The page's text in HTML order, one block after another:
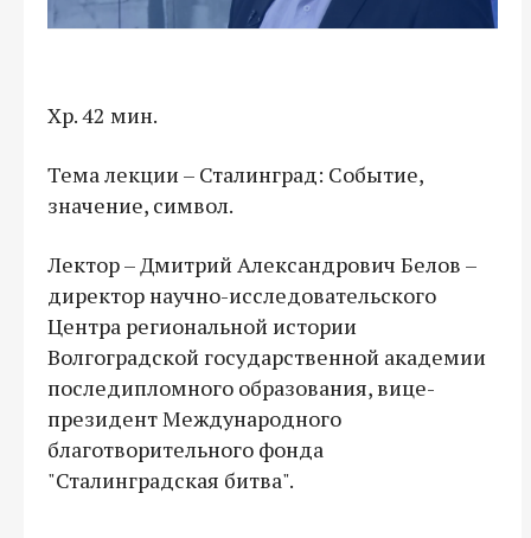
Хр. 42 мин.
Тема лекции – Сталинград: Событие,
значение, символ.
Лектор – Дмитрий Александрович Белов –
директор научно-исследовательского
Центра региональной истории
Волгоградской государственной академии
последипломного образования, вице-
президент Международного
благотворительного фонда
"Сталинградская битва".